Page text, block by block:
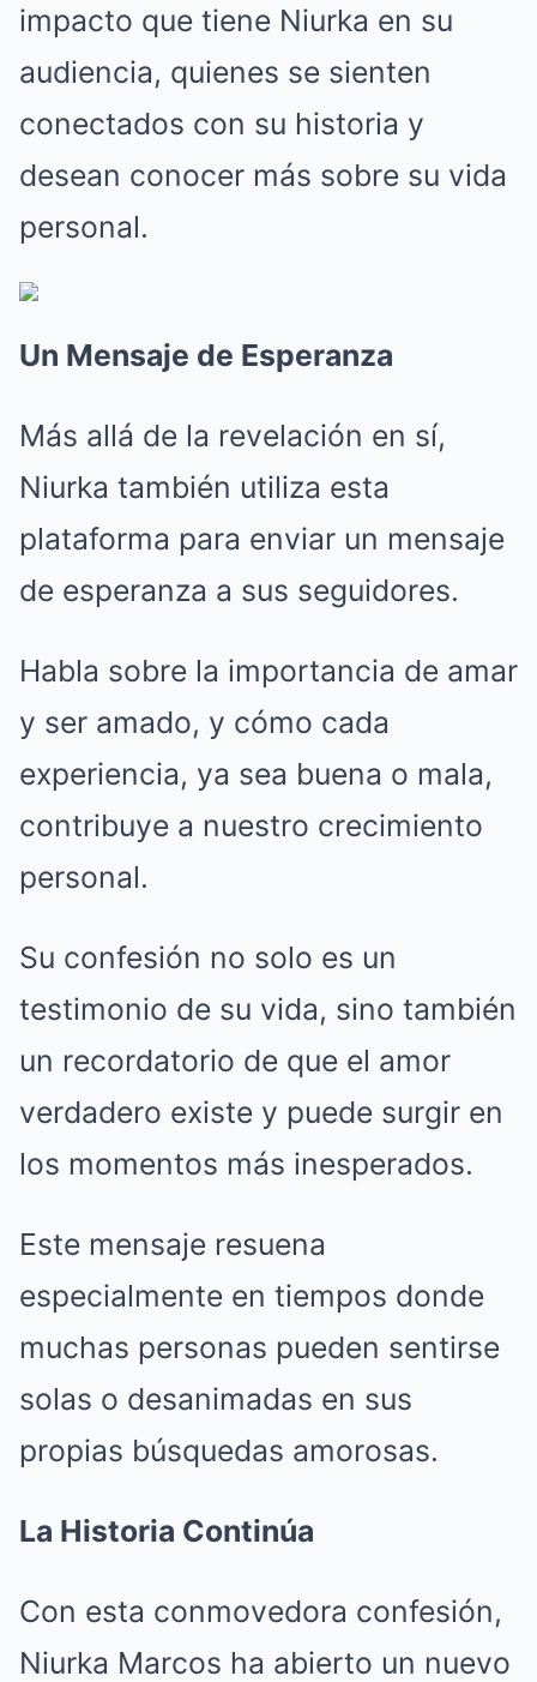
impacto que tiene Niurka en su
audiencia, quienes se sienten
conectados con su historia y
desean conocer más sobre su vida
personal.
Un Mensaje de Esperanza
Más allá de la revelación en sí,
Niurka también utiliza esta
plataforma para enviar un mensaje
de esperanza a sus seguidores.
Habla sobre la importancia de amar
y ser amado, y cómo cada
experiencia, ya sea buena o mala,
contribuye a nuestro crecimiento
personal.
Su confesión no solo es un
testimonio de su vida, sino también
un recordatorio de que el amor
verdadero existe y puede surgir en
los momentos más inesperados.
Este mensaje resuena
especialmente en tiempos donde
muchas personas pueden sentirse
solas o desanimadas en sus
propias búsquedas amorosas.
La Historia Continúa
Con esta conmovedora confesión,
Niurka Marcos ha abierto un nuevo